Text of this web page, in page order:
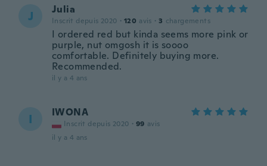
J Julia
Inscrit depuis 2020 · 120 avis · 3 chargements
I ordered red but kinda seems more pink or
purple, nut omgosh it is soooo
comfortable. Definitely buying more.
Recommended.
il y a 4 ans
I IWONA
Inscrit depuis 2020 · 99 avis
il y a 4 ans